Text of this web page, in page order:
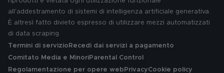
all'addestramento di sistemi di intelligenza artificiale generativa.
È altresì fatto divieto espresso di utilizzare mezzi automatizzati
di data scraping.
Termini di servizio Recedi dai servizi a pagamento
Comitato Media e MinoriParental Control
Regolamentazione per opere web PrivacyCookie policy